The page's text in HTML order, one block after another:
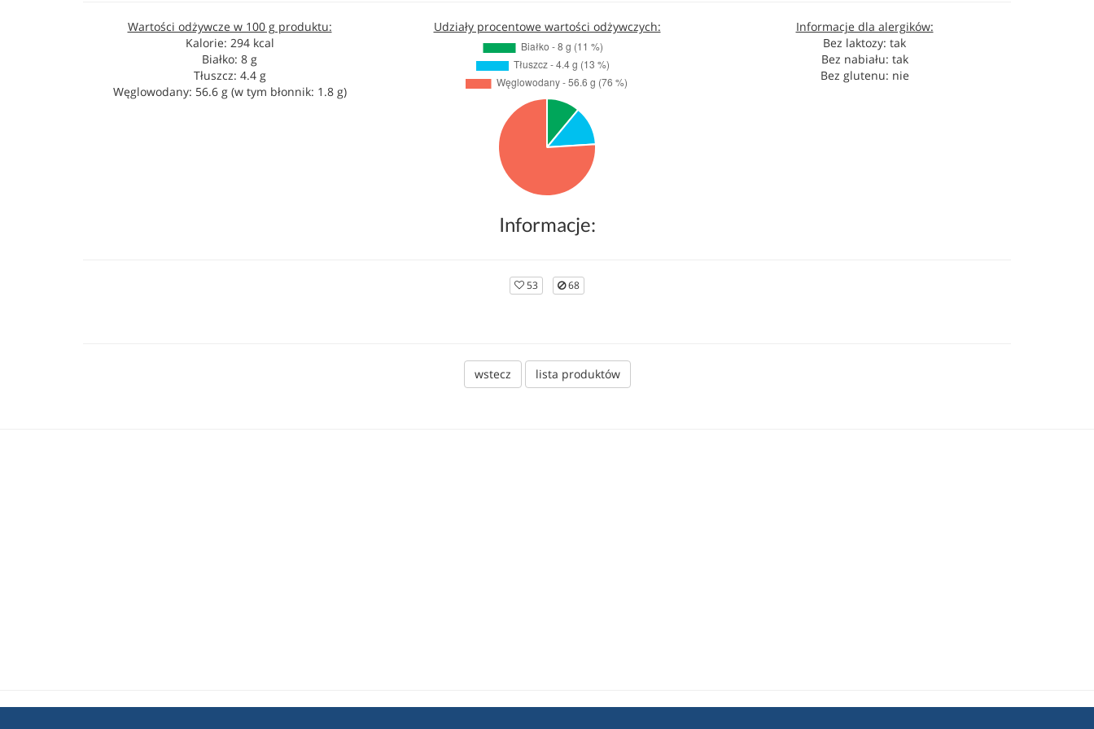
Wartości odżywcze w 100 g produktu:
Kalorie: 294 kcal
Białko: 8 g
Tłuszcz: 4.4 g
Węglowodany: 56.6 g (w tym błonnik: 1.8 g)
Udziały procentowe wartości odżywczych:
Informacje dla alergików:
Bez laktozy: tak
Bez nabiału: tak
Bez glutenu: nie
Informacje:
53 68
wstecz lista produktów